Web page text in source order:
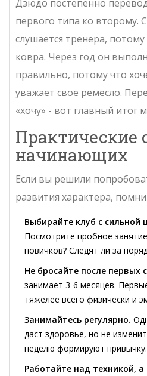
Дзюдо постепенно
первого типа ко второму.
слушается тренера,
ковра. Через год он
правильно, потому что
уважает свое ремесло.
«хочу» - вот главный итог
Практические
начинающих
Если вы решили
развития характера,
Выбирайте клуб с сильной
Посмотрите пробное
новичков? Следят ли за
Не бросайте после первых
занимает 3-6 месяцев.
тяжелее всего физически и
Занимайтесь регулярно.
даст здоровье, но не
неделю формируют привычку.
Работайте над техникой, а